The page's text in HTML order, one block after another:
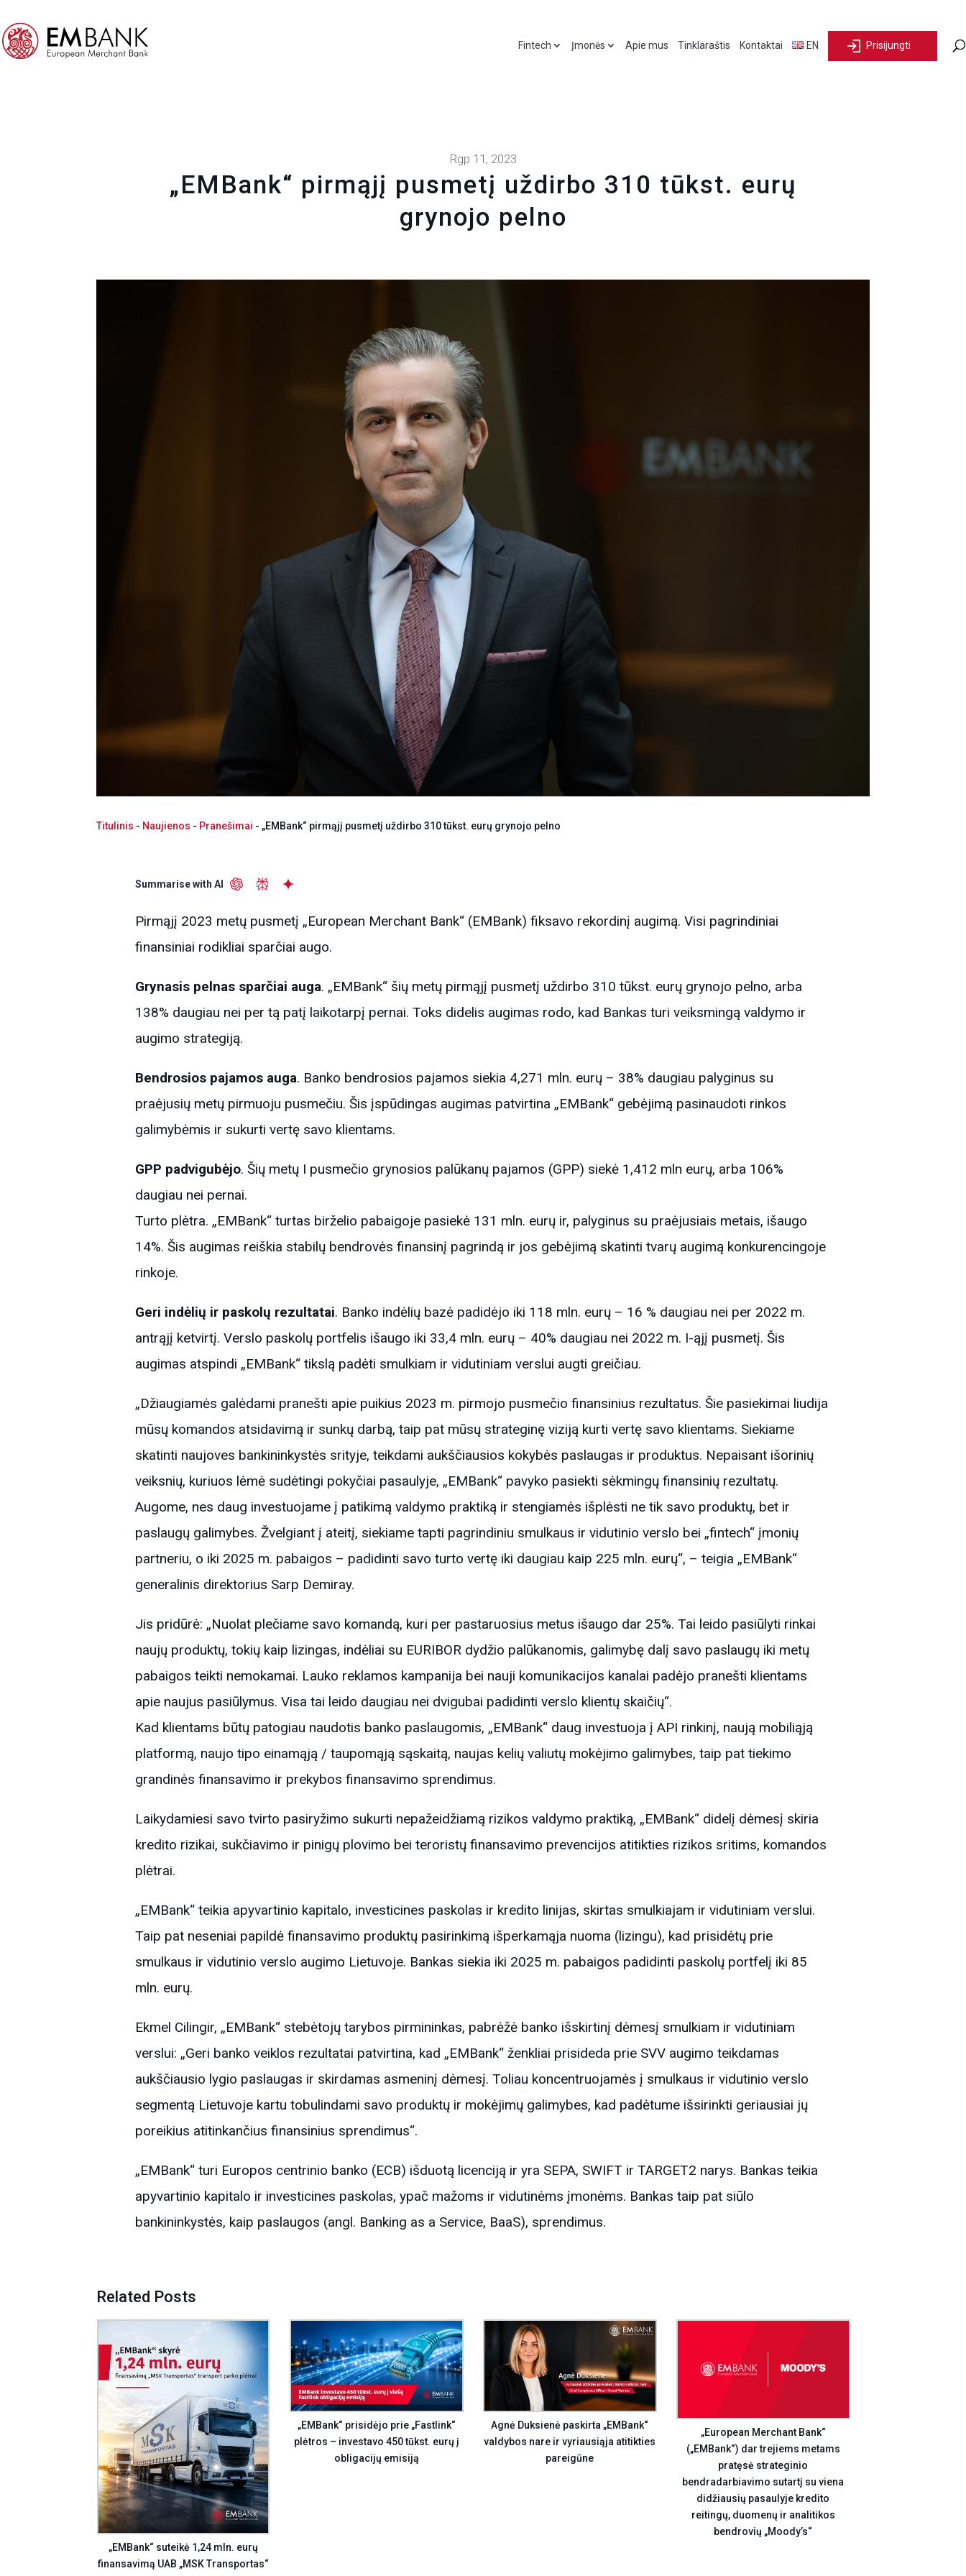
Fintech Įmonės Apie mus Tinklaraštis Kontaktai EN Prisijungti
Rgp 11, 2023
„EMBank“ pirmąjį pusmetį uždirbo 310 tūkst. eurų
grynojo pelno
Titulinis - Naujienos - Pranešimai - „EMBank“ pirmąjį pusmetį uždirbo 310 tūkst. eurų grynojo pelno
Summarise with AI
Pirmąjį 2023 metų pusmetį „European Merchant Bank“ (EMBank) fiksavo rekordinį augimą. Visi pagrindiniai
finansiniai rodikliai sparčiai augo.
Grynasis pelnas sparčiai auga. „EMBank“ šių metų pirmąjį pusmetį uždirbo 310 tūkst. eurų grynojo pelno, arba
138% daugiau nei per tą patį laikotarpį pernai. Toks didelis augimas rodo, kad Bankas turi veiksmingą valdymo ir
augimo strategiją.
Bendrosios pajamos auga. Banko bendrosios pajamos siekia 4,271 mln. eurų – 38% daugiau palyginus su
praėjusių metų pirmuoju pusmečiu. Šis įspūdingas augimas patvirtina „EMBank“ gebėjimą pasinaudoti rinkos
galimybėmis ir sukurti vertę savo klientams.
GPP padvigubėjo. Šių metų I pusmečio grynosios palūkanų pajamos (GPP) siekė 1,412 mln eurų, arba 106%
daugiau nei pernai.
Turto plėtra. „EMBank“ turtas birželio pabaigoje pasiekė 131 mln. eurų ir, palyginus su praėjusiais metais, išaugo
14%. Šis augimas reiškia stabilų bendrovės finansinį pagrindą ir jos gebėjimą skatinti tvarų augimą konkurencingoje
rinkoje.
Geri indėlių ir paskolų rezultatai. Banko indėlių bazė padidėjo iki 118 mln. eurų – 16 % daugiau nei per 2022 m.
antrąjį ketvirtį. Verslo paskolų portfelis išaugo iki 33,4 mln. eurų – 40% daugiau nei 2022 m. I-ąjį pusmetį. Šis
augimas atspindi „EMBank“ tikslą padėti smulkiam ir vidutiniam verslui augti greičiau.
„Džiaugiamės galėdami pranešti apie puikius 2023 m. pirmojo pusmečio finansinius rezultatus. Šie pasiekimai liudija
mūsų komandos atsidavimą ir sunkų darbą, taip pat mūsų strateginę viziją kurti vertę savo klientams. Siekiame
skatinti naujoves bankininkystės srityje, teikdami aukščiausios kokybės paslaugas ir produktus. Nepaisant išorinių
veiksnių, kuriuos lėmė sudėtingi pokyčiai pasaulyje, „EMBank“ pavyko pasiekti sėkmingų finansinių rezultatų.
Augome, nes daug investuojame į patikimą valdymo praktiką ir stengiamės išplėsti ne tik savo produktų, bet ir
paslaugų galimybes. Žvelgiant į ateitį, siekiame tapti pagrindiniu smulkaus ir vidutinio verslo bei „fintech“ įmonių
partneriu, o iki 2025 m. pabaigos – padidinti savo turto vertę iki daugiau kaip 225 mln. eurų“, – teigia „EMBank“
generalinis direktorius Sarp Demiray.
Jis pridūrė: „Nuolat plečiame savo komandą, kuri per pastaruosius metus išaugo dar 25%. Tai leido pasiūlyti rinkai
naujų produktų, tokių kaip lizingas, indėliai su EURIBOR dydžio palūkanomis, galimybę dalį savo paslaugų iki metų
pabaigos teikti nemokamai. Lauko reklamos kampanija bei nauji komunikacijos kanalai padėjo pranešti klientams
apie naujus pasiūlymus. Visa tai leido daugiau nei dvigubai padidinti verslo klientų skaičių“.
Kad klientams būtų patogiau naudotis banko paslaugomis, „EMBank“ daug investuoja į API rinkinį, naują mobiliąją
platformą, naujo tipo einamąją / taupomąją sąskaitą, naujas kelių valiutų mokėjimo galimybes, taip pat tiekimo
grandinės finansavimo ir prekybos finansavimo sprendimus.
Laikydamiesi savo tvirto pasiryžimo sukurti nepažeidžiamą rizikos valdymo praktiką, „EMBank“ didelį dėmesį skiria
kredito rizikai, sukčiavimo ir pinigų plovimo bei teroristų finansavimo prevencijos atitikties rizikos sritims, komandos
plėtrai.
„EMBank“ teikia apyvartinio kapitalo, investicines paskolas ir kredito linijas, skirtas smulkiajam ir vidutiniam verslui.
Taip pat neseniai papildė finansavimo produktų pasirinkimą išperkamąja nuoma (lizingu), kad prisidėtų prie
smulkaus ir vidutinio verslo augimo Lietuvoje. Bankas siekia iki 2025 m. pabaigos padidinti paskolų portfelį iki 85
mln. eurų.
Ekmel Cilingir, „EMBank“ stebėtojų tarybos pirmininkas, pabrėžė banko išskirtinį dėmesį smulkiam ir vidutiniam
verslui: „Geri banko veiklos rezultatai patvirtina, kad „EMBank“ ženkliai prisideda prie SVV augimo teikdamas
aukščiausio lygio paslaugas ir skirdamas asmeninį dėmesį. Toliau koncentruojamės į smulkaus ir vidutinio verslo
segmentą Lietuvoje kartu tobulindami savo produktų ir mokėjimų galimybes, kad padėtume išsirinkti geriausiai jų
poreikius atitinkančius finansinius sprendimus“.
„EMBank“ turi Europos centrinio banko (ECB) išduotą licenciją ir yra SEPA, SWIFT ir TARGET2 narys. Bankas teikia
apyvartinio kapitalo ir investicines paskolas, ypač mažoms ir vidutinėms įmonėms. Bankas taip pat siūlo
bankininkystės, kaip paslaugos (angl. Banking as a Service, BaaS), sprendimus.
Related Posts
„EMBank“ suteikė 1,24 mln. eurų
finansavimą UAB „MSK Transportas“
„EMBank“ prisidėjo prie „Fastlink“
plėtros – investavo 450 tūkst. eurų į
obligacijų emisiją
Agnė Duksienė paskirta „EMBank“
valdybos nare ir vyriausiąja atitikties
pareigūne
„European Merchant Bank“
(„EMBank“) dar trejiems metams
pratęsė strateginio
bendradarbiavimo sutartį su viena
didžiausių pasaulyje kredito
reitingų, duomenų ir analitikos
bendrovių „Moody’s“